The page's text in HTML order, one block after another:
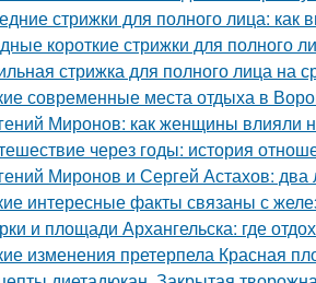
стрижки для полного лица: как
короткие стрижки для полного
стрижка для полного лица на
современные места отдыха в
Миронов: как женщины влияли
через годы: история
Миронов и Сергей Астахов: два
интересные факты связаны с
и площади Архангельска: где
изменения претерпела Красная